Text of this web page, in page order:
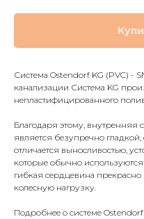
Система Ostendorf KG (PVC) -
канализации Система KG
непластифицированного
Благодаря этому, внутренняя
является безупречно
отличается выносливостью,
которые обычно
гибкая сердцевина прекрасно
колесную нагрузку.
Подробнее о системе